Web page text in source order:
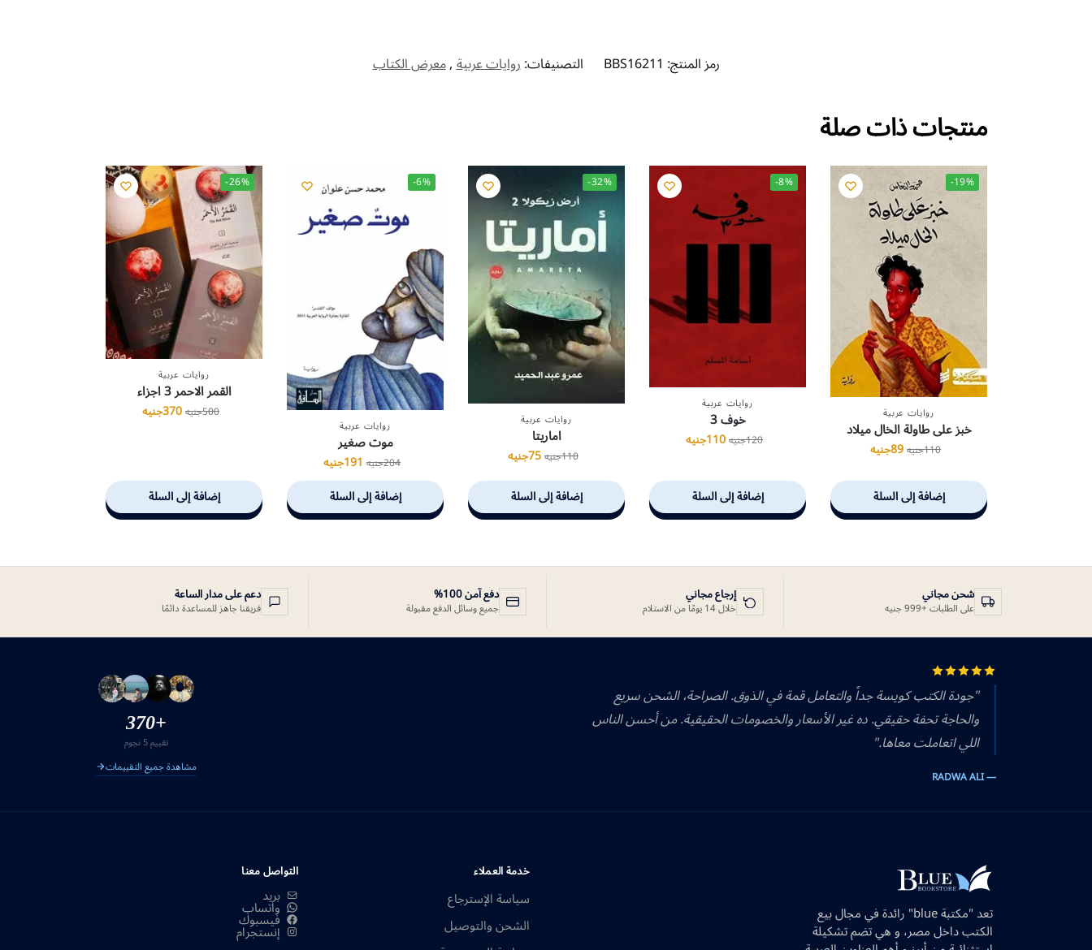
رمز المنتج: BBS16211 التصنيفات:روايات عربية,معرض الكتاب
منتجات ذات صلة
-19%
روايات عربية
خبز على طاولة الخال ميلاد
110جنيه89جنيه
إضافة إلى السلة
-8%
روايات عربية
خوف 3
120جنيه110جنيه
إضافة إلى السلة
-32%
روايات عربية
اماريتا
110جنيه75جنيه
إضافة إلى السلة
-6%
روايات عربية
موت صغير
204جنيه 191جنيه
إضافة إلى السلة
-26%
روايات عربية
القمر الاحمر 3 اجزاء
500جنيه370جنيه
إضافة إلى السلة
شحن مجاني
على الطلبات +999 جنيه
إرجاع مجاني
خلال 14 يومًا من الاستلام
دفع آمن 100%
جميع وسائل الدفع مقبولة
دعم على مدار الساعة
فريقنا جاهز للمساعدة دائمًا
"جودة الكتب كويسة جداً والتعامل قمة في الذوق. الصراحة، الشحن سريع
والحاجة تحفة حقيقي. ده غير الأسعار والخصومات الحقيقية. من أحسن الناس
اللي اتعاملت معاها."
— RADWA ALI
+370
تقييم 5 نجوم
مشاهدة جميع التقييمات
تعد "مكتبة blue" رائدة في مجال بيع
الكتب داخل مصر، و هي تضم تشكيلة
خدمة العملاء
سياسة الإسترجاع
الشحن والتوصيل
التواصل معنا
بريد
واتساب
فيسبوك
إنستجرام